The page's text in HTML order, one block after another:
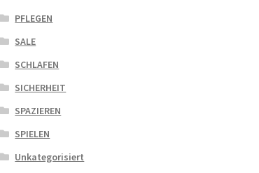
PFLEGEN
SALE
SCHLAFEN
SICHERHEIT
SPAZIEREN
SPIELEN
Unkategorisiert